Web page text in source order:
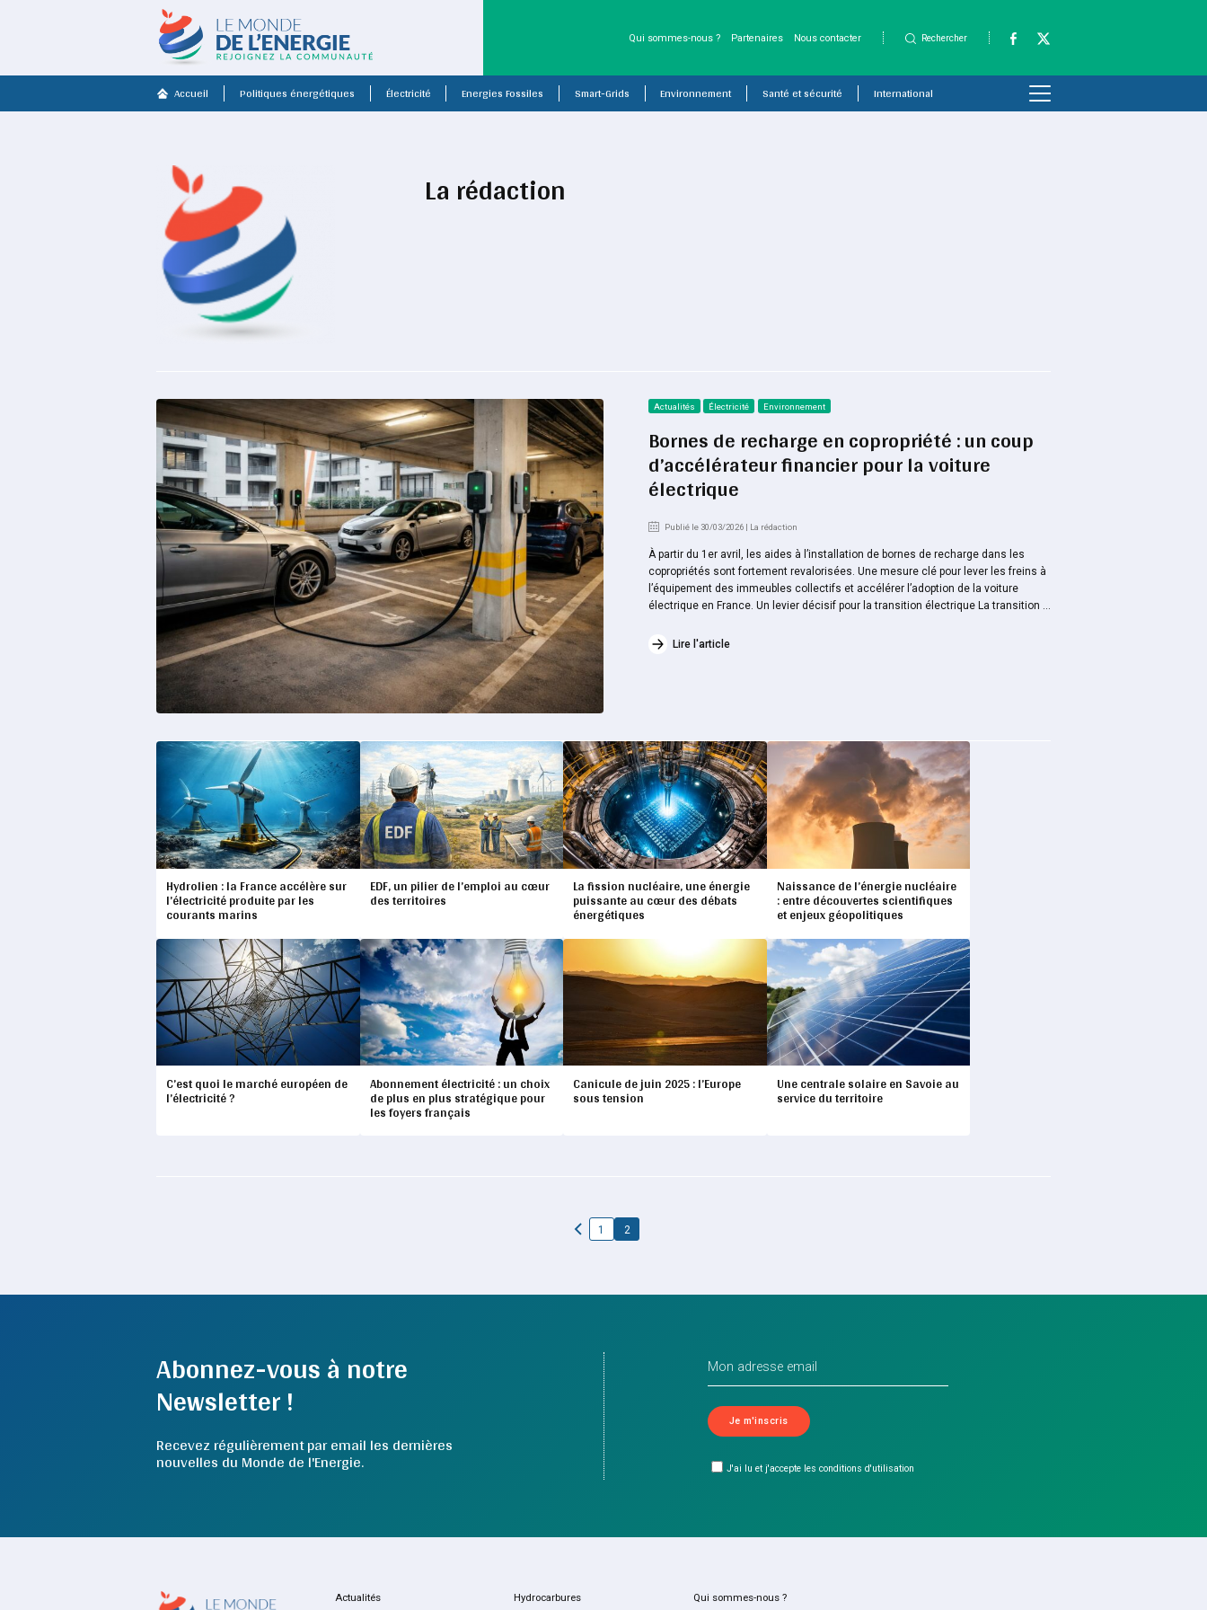
Qui sommes-nous ? Partenaires Nous contacter Rechercher
Accueil Politiques énergétiques Électricité Energies Fossiles Smart-Grids Environnement Santé et sécurité International
La rédaction
Actualités Électricité Environnement
Bornes de recharge en copropriété : un coup
d’accélérateur financier pour la voiture
électrique
Publié le 30/03/2026 | La rédaction
À partir du 1er avril, les aides à l’installation de bornes de recharge dans les
copropriétés sont fortement revalorisées. Une mesure clé pour lever les freins à
l’équipement des immeubles collectifs et accélérer l’adoption de la voiture
électrique en France. Un levier décisif pour la transition électrique La transition ...
Lire l'article
Hydrolien : la France accélère sur
l’électricité produite par les
courants marins
EDF, un pilier de l’emploi au cœur
des territoires
La fission nucléaire, une énergie
puissante au cœur des débats
énergétiques
Naissance de l’énergie nucléaire
: entre découvertes scientifiques
et enjeux géopolitiques
C’est quoi le marché européen de
l’électricité ?
Abonnement électricité : un choix
de plus en plus stratégique pour
les foyers français
Canicule de juin 2025 : l’Europe
sous tension
Une centrale solaire en Savoie au
service du territoire
1 2
Abonnez-vous à notre
Newsletter !
Recevez régulièrement par email les dernières
nouvelles du Monde de l'Energie. J'ai lu et j'accepte les conditions d'utilisation
Actualités Hydrocarbures Qui sommes-nous ?